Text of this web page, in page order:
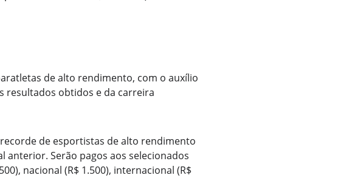
de alto rendimento, com o auxílio
resultados obtidos e da carreira
de esportistas de alto rendimento
anterior. Serão pagos aos selecionados
nacional (R$ 1.500), internacional (R$